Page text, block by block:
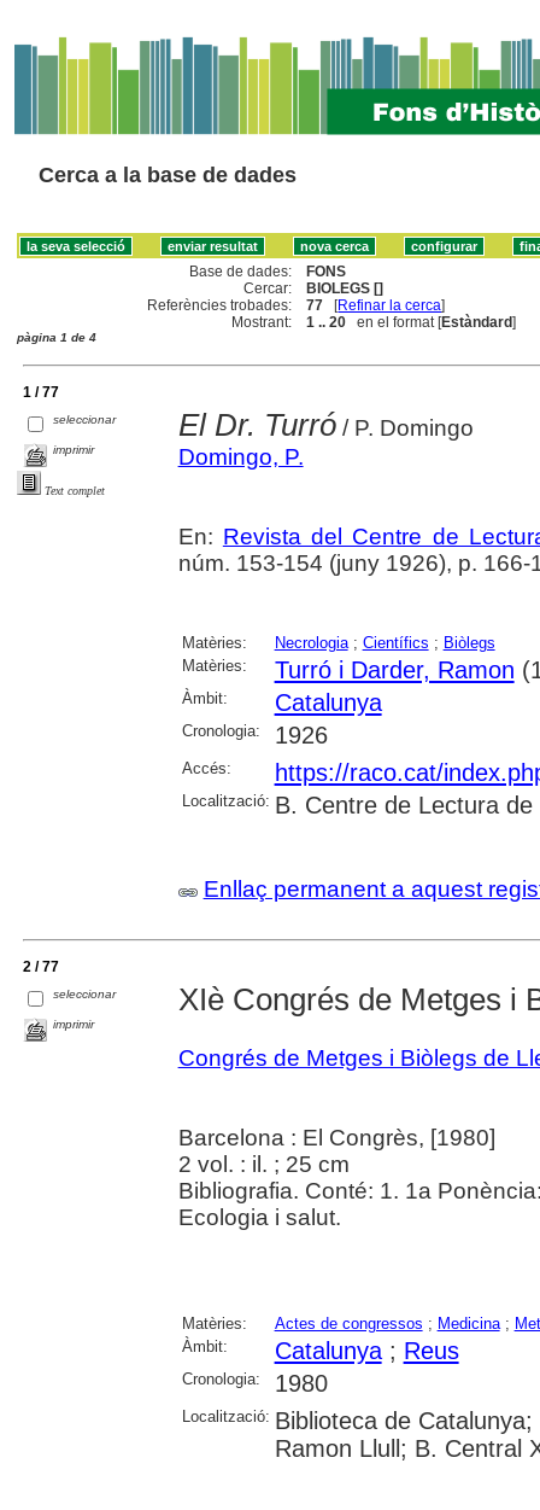
Cerca a la base de dades
Base de dades:
FONS
Cercar:
BIOLEGS []
Referències trobades:
77 [Refinar la cerca]
Mostrant:
1 .. 20 en el format [Estàndard]
pàgina 1 de 4
1 / 77
seleccionar
imprimir
Text complet
El Dr. Turró/ P. Domingo
Domingo, P.
En: Revista del Centre de
núm. 153-154 (juny 1926), p. 166-
Matèries: Necrologia; Científics ; Biòlegs
Matèries:
Turró i Darder, Ramon
Àmbit: Catalunya
Cronologia: 1926
Accés: https://raco.cat/
Localització: B. Centre de Lectura de
Enllaç permanent a aquest
2 / 77
seleccionar
imprimir
XIè Congrés de Metges i
Congrés de Metges i Biòlegs de
Barcelona : El Congrès, [1980]
2 vol. : il. ; 25 cm
Bibliografia. Conté: 1. 1a
Ecologia i salut.
Matèries: Actes de congressos ; Medicina;
Àmbit:
Catalunya; Reus
Cronologia: 1980
Localització: Biblioteca de
Ramon Llull; B. Central